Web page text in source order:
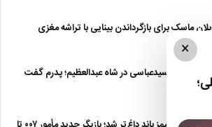
ماسک برای بازگرداندن بینایی با تراشه مغزی
شدید داود سیدعباسی در شاه عبدالعظیم؛ پدرم گفت
×